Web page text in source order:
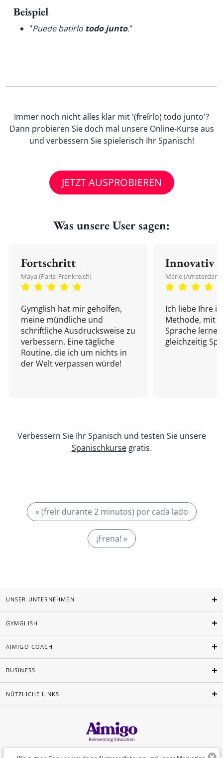
Beispiel
"Puede batirlo todo junto."
Immer noch nicht alles klar mit '(freírlo) todo junto'?
Dann probieren Sie doch mal unsere Online-Kurse aus
und verbessern Sie spielerisch Ihr Spanisch!
JETZT AUSPROBIEREN
Was unsere User sagen:
Fortschritt
Maya (Paris, Frankreich)
Gymglish hat mir geholfen,
meine mündliche und
schriftliche Ausdrucksweise zu
verbessern. Eine tägliche
Routine, die ich um nichts in
der Welt verpassen würde!
Innovativ
Marie
Ich liebe Ihre
Methode, mit
Sprache
gleichzeitig
Verbessern Sie Ihr Spanisch und testen Sie unsere
Spanischkursegratis.
« (freír durante 2 minutos) por cada lado
¡Frena! »
UNSER UNTERNEHMEN
GYMGLISH
AIMIGO COACH
BUSINESS
NÜTZLICHE LINKS